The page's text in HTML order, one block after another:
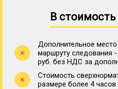
В
Дополнительное
маршруту следования
руб. без НДС за
Стоимость
размере более 4 часов